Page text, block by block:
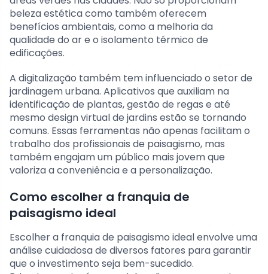
beleza estética como também oferecem
benefícios ambientais, como a melhoria da
qualidade do ar e o isolamento térmico de
edificações.
A digitalização também tem influenciado o setor de
jardinagem urbana. Aplicativos que auxiliam na
identificação de plantas, gestão de regas e até
mesmo design virtual de jardins estão se tornando
comuns. Essas ferramentas não apenas facilitam o
trabalho dos profissionais de paisagismo, mas
também engajam um público mais jovem que
valoriza a conveniência e a personalização.
Como escolher a franquia de
paisagismo ideal
Escolher a franquia de paisagismo ideal envolve uma
análise cuidadosa de diversos fatores para garantir
que o investimento seja bem-sucedido.